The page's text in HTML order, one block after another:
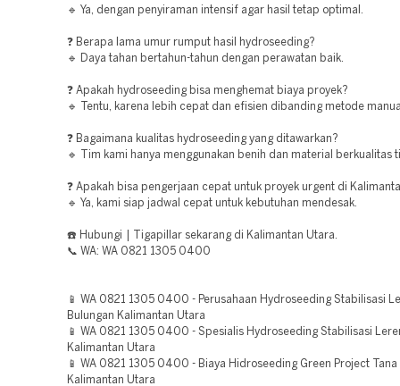
🔹 Ya, dengan penyiraman intensif agar hasil tetap optimal.
❓ Berapa lama umur rumput hasil hydroseeding?
🔹 Daya tahan bertahun-tahun dengan perawatan baik.
❓ Apakah hydroseeding bisa menghemat biaya proyek?
🔹 Tentu, karena lebih cepat dan efisien dibanding metode
❓ Bagaimana kualitas hydroseeding yang ditawarkan?
🔹 Tim kami hanya menggunakan benih dan material berkualitas
❓ Apakah bisa pengerjaan cepat untuk proyek urgent di
🔹 Ya, kami siap jadwal cepat untuk kebutuhan mendesak.
☎️ Hubungi | Tigapillar sekarang di Kalimantan Utara.
📞 WA: WA 0821 1305 0400
📱 WA 0821 1305 0400 - Perusahaan Hydroseeding Stabilisasi
Bulungan Kalimantan Utara
📱 WA 0821 1305 0400 - Spesialis Hydroseeding Stabilisasi
Kalimantan Utara
📱 WA 0821 1305 0400 - Biaya Hidroseeding Green Project
Kalimantan Utara